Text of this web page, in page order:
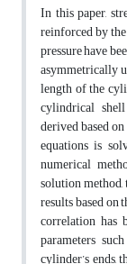
In this paper,
reinforced by
pressure have
asymmetrically
length of the
cylindrical
derived based
equations is
numerical
solution
results based
correlation has
parameters